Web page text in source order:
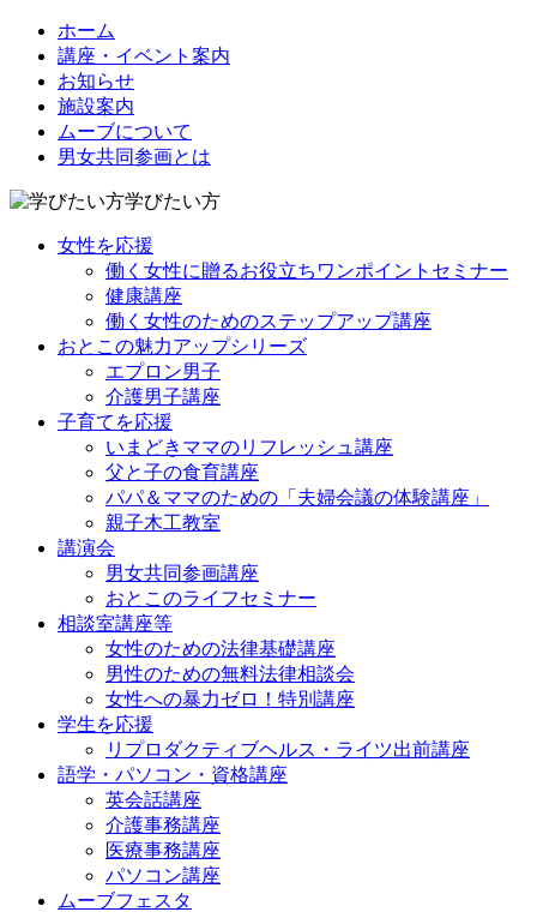
ホーム
講座・イベント案内
お知らせ
施設案内
ムーブについて
男女共同参画とは
学びたい方
女性を応援
働く女性に贈るお役立ちワンポイントセミナー
健康講座
働く女性のためのステップアップ講座
おとこの魅力アップシリーズ
エプロン男子
介護男子講座
子育てを応援
いまどきママのリフレッシュ講座
父と子の食育講座
パパ＆ママのための「夫婦会議の体験講座」
親子木工教室
講演会
男女共同参画講座
おとこのライフセミナー
相談室講座等
女性のための法律基礎講座
男性のための無料法律相談会
女性への暴力ゼロ！特別講座
学生を応援
リプロダクティブヘルス・ライツ出前講座
語学・パソコン・資格講座
英会話講座
介護事務講座
医療事務講座
パソコン講座
ムーブフェスタ